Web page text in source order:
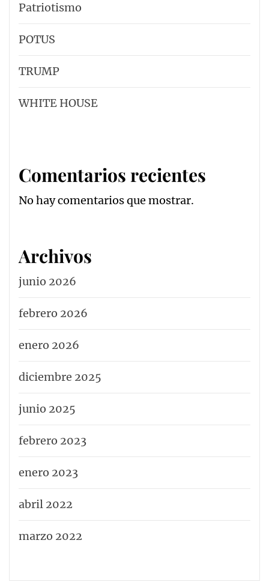
Patriotismo
POTUS
TRUMP
WHITE HOUSE
Comentarios recientes
No hay comentarios que mostrar.
Archivos
junio 2026
febrero 2026
enero 2026
diciembre 2025
junio 2025
febrero 2023
enero 2023
abril 2022
marzo 2022